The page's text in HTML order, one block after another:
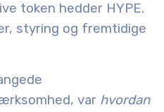
token hedder HYPE.
styring og fremtidige
var hvordan